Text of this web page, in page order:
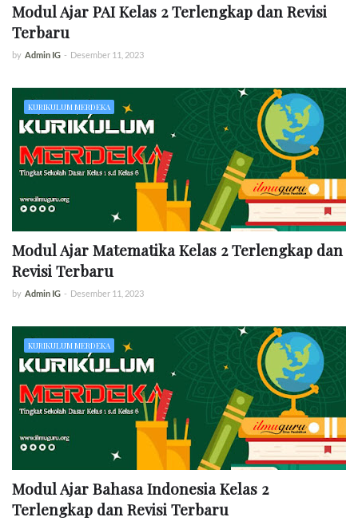
Modul Ajar PAI Kelas 2 Terlengkap dan Revisi
Terbaru
by Admin IG - Desember 11, 2023
KURIKULUM MERDEKA
Modul Ajar Matematika Kelas 2 Terlengkap dan
Revisi Terbaru
by Admin IG - Desember 11, 2023
KURIKULUM MERDEKA
Modul Ajar Bahasa Indonesia Kelas 2
Terlengkap dan Revisi Terbaru